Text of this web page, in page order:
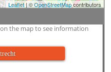
Leaflet| ©OpenStreetMapcontributors
the map to see information